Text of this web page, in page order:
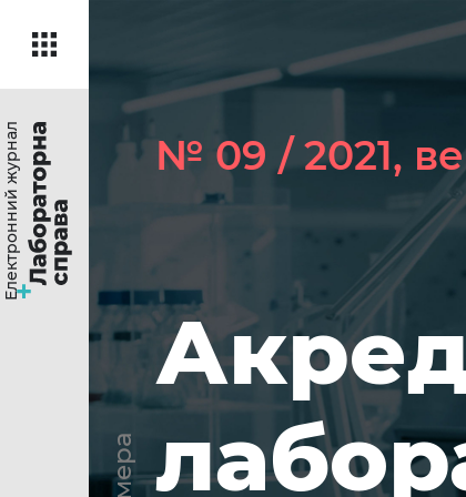
№ 09 / 2021,
Електронний журнал